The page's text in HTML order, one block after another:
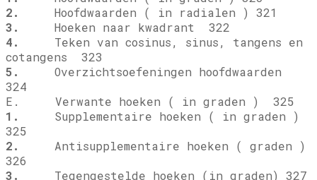
2.
Hoofdwaarden ( in radialen ) 321
3.
Hoeken naar kwadrant 322
4.
Teken van cosinus, sinus, tangens en
cotangens 323
5.
Overzichtsoefeningen hoofdwaarden
324
E. Verwante hoeken ( in graden ) 325
1.
Supplementaire hoeken ( in graden )
325
2.
Antisupplementaire hoeken ( graden )
326
3.
Tegengestelde hoeken (in graden) 327